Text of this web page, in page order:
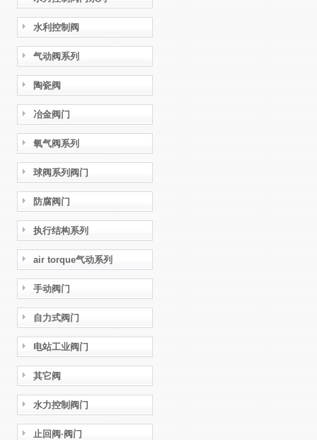
水利控制阀
气动阀系列
陶瓷阀
冶金阀门
氧气阀系列
球阀系列阀门
防腐阀门
执行结构系列
air torque气动系列
手动阀门
自力式阀门
电站工业阀门
其它阀
水力控制阀门
止回阀·阀门